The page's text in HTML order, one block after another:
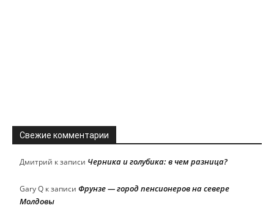
Свежие комментарии
Дмитрий к записи Черника и голубика: в чем разница?
Gary Q к записи Фрунзе — город пенсионеров на севере
Молдовы